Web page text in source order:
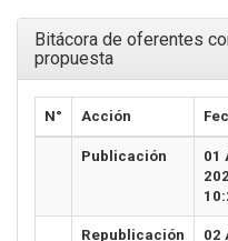
Bitácora de oferentes
propuesta
N° Acción
Publicación
01
Republicación 02